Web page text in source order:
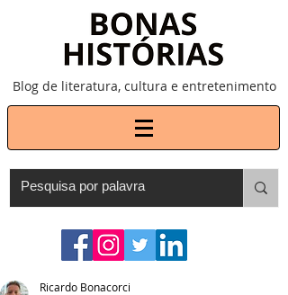
Blog de literatura, cultura e entretenimento
Ricardo Bonacorci